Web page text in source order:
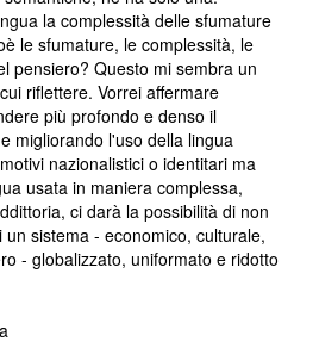
la complessità delle sfumature
le sfumature, le complessità, le
pensiero? Questo mi sembra un
riflettere. Vorrei affermare
più profondo e denso il
migliorando l'uso della lingua
nazionalistici o identitari ma
usata in maniera complessa,
ci darà la possibilità di non
sistema - economico, culturale,
- globalizzato, uniformato e ridotto